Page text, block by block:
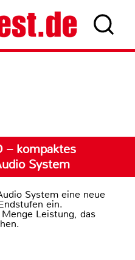
– kompaktes
System
System eine neue
ein.
Leistung, das